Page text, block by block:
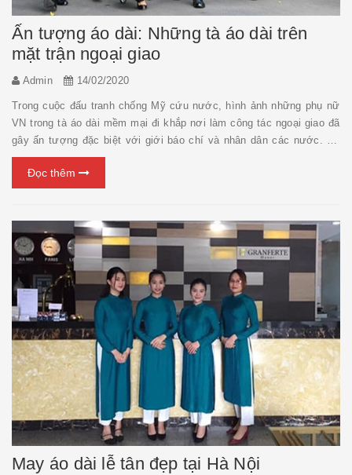
Ấn tượng áo dài: Những tà áo dài trên
mặt trận ngoại giao
Admin 14/02/2020
Trong cuộc đấu tranh chống Mỹ cứu nước, hình ảnh những phụ nữ
VN trong tà áo dài mềm mại đi khắp nơi làm công tác ngoại giao đã
gây ấn tượng đặc biệt với giới báo chí và nhân dân các nước. Bà
Nguyễn Thị Bình (trái) dẫn đoàn Mặt trận Dân tộc Giải phóng miền
Nam thăm một nhà máy ở Triều Tiên (Ảnh:...
Đọc thêm
May áo dài lễ tân đẹp tại Hà Nội